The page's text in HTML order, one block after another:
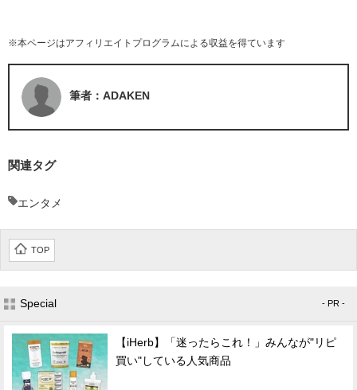
※本ページはアフィリエイトプログラムによる収益を得ています
筆者：ADAKEN
関連タグ
エンタメ
TOP
Special - PR -
【iHerb】「迷ったらこれ！」みんなが"リピ
買い"している人気商品